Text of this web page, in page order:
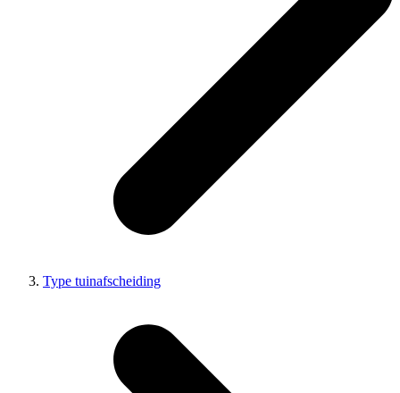
Type tuinafscheiding